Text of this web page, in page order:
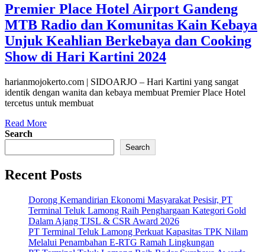
Premier Place Hotel Airport Gandeng
MTB Radio dan Komunitas Kain Kebaya
Unjuk Keahlian Berkebaya dan Cooking
Show di Hari Kartini 2024
harianmojokerto.com | SIDOARJO – Hari Kartini yang sangat
identik dengan wanita dan kebaya membuat Premier Place Hotel
tercetus untuk membuat
Read More
Search
Search
Recent Posts
Dorong Kemandirian Ekonomi Masyarakat Pesisir, PT
Terminal Teluk Lamong Raih Penghargaan Kategori Gold
Dalam Ajang TJSL & CSR Award 2026
PT Terminal Teluk Lamong Perkuat Kapasitas TPK Nilam
Melalui Penambahan E-RTG Ramah Lingkungan